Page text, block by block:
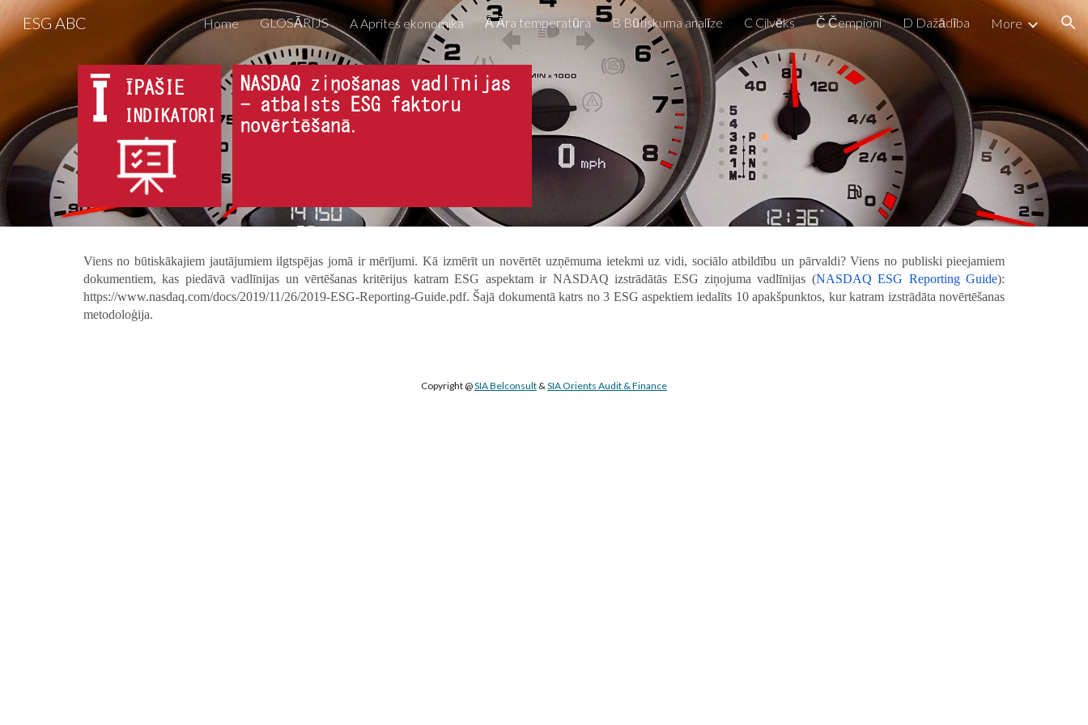
Skip to main content Skip to navigation
ESG ABC Home GLOSĀRIJS A Aprites ekonomika Ā Āra temperatūra B Būtiskuma analīze C Cilvēks Č Čempioni D Dažādība More
Viens no būtiskākajiem jautājumiem ilgtspējas jomā ir mērījumi. Kā izmērīt un novērtēt uzņēmuma ietekmi uz vidi, sociālo atbildību un pārvaldi? Viens no publiski pieejamiem
dokumentiem, kas piedāvā vadlīnijas un vērtēšanas kritērijus katram ESG aspektam ir NASDAQ izstrādātās ESG ziņojuma vadlīnijas (NASDAQ ESG Reporting Guide):
https://www.nasdaq.com/docs/2019/11/26/2019-ESG-Reporting-Guide.pdf. Šajā dokumentā katrs no 3 ESG aspektiem iedalīts 10 apakšpunktos, kur katram izstrādāta novērtēšanas
metodoloģija.
Copyright @ SIA Belconsult & SIA Orients Audit & Finance